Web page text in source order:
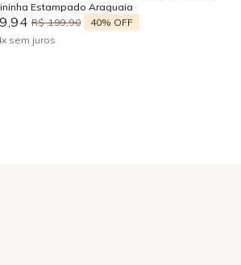
Estampado Araguaia
,94 R$ 199,90 40% OFF
x sem juros